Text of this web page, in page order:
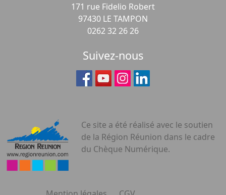
171 rue Fidelio Robert
97430 LE TAMPON
0262 32 26 26
Suivez-nous
Ce site a été réalisé avec le soutien
de la Région Réunion dans le cadre
du Chèque Numérique.